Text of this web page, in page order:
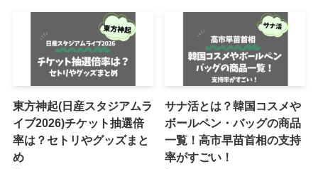
東方神起(日産スタジアムラ
イブ2026)チケット抽選倍
率は？セトリやグッズまと
め
サナ活とは？韓国コスメや
ボールペン・バッグの商品
一覧！高市早苗首相の支持
率がすごい！